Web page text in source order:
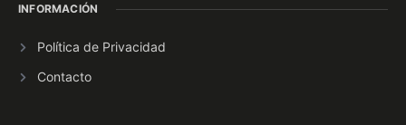
INFORMACIÓN
Política de Privacidad
Contacto